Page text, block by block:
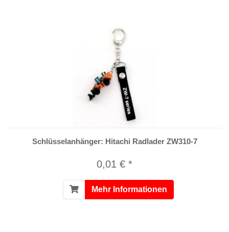
Schlüsselanhänger: Hitachi Radlader ZW310-7
0,01 € *
Mehr Informationen